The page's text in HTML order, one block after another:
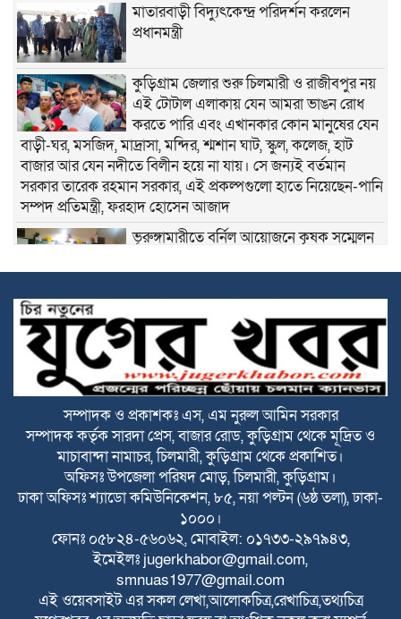
মাতারবাড়ী বিদ্যুৎকেন্দ্র পরিদর্শন করলেন
প্রধানমন্ত্রী
কুড়িগ্রাম জেলার শুরু চিলমারী ও রাজীবপুর নয়
এই টোটাল এলাকায় যেন আমরা ভাঙন রোধ
করতে পারি এবং এখানকার কোন মানুষের যেন
বাড়ী-ঘর, মসজিদ, মাদ্রাসা, মন্দির, শ্মশান ঘাট, স্কুল, কলেজ, হাট
বাজার আর যেন নদীতে বিলীন হয়ে না যায়। সে জন্যই বর্তমান
সরকার তারেক রহমান সরকার, এই প্রকল্পগুলো হাতে নিয়েছেন-পানি
সম্পদ প্রতিমন্ত্রী, ফরহাদ হোসেন আজাদ
ভূরুঙ্গামারীতে বর্নিল আয়োজনে কৃষক সম্মেলন
বিটিভির মহাপরিচালক হলেন কাজী জেসিন
রাজারহাটে পাখির অভয়ারণ্য ঘোষণা, হাড়ি-
পাতিলের বাসা উদ্বোধন করলেন ইউএনও
ভূরুঙ্গামারীতে জুলাই গনঅভ্যুত্থান দিবসে জুলাই
যোদ্ধা ও জুলাই শহীদের পরিবারবর্গকে সংবর্ধনা
ও আলোচনা সভা
ভূরুঙ্গামারীতে মাদকদ্রব ইয়াবা টেবলেটসহ
সম্পাদক ও প্রকাশকঃ এস, এম নুরুল আমিন সরকার
সম্পাদক কর্তৃক সারদা প্রেস, বাজার রোড, কুড়িগ্রাম থেকে মূদ্রিত ও
মাচাবান্দা নামাচর, চিলমারী, কুড়িগ্রাম থেকে প্রকাশিত।
অফিসঃ উপজেলা পরিষদ মোড়, চিলমারী, কুড়িগ্রাম।
ঢাকা অফিসঃ শ্যাডো কমিউনিকেশন, ৮৫, নয়া পল্টন (৬ষ্ঠ তলা), ঢাকা-
১০০০।
ফোনঃ ০৫৮২৪-৫৬০৬২, মোবাইল: ০১৭৩৩-২৯৭৯৪৩,
ইমেইলঃ jugerkhabor@gmail.com,
smnuas1977@gmail.com
এই ওয়েবসাইট এর সকল লেখা,আলোকচিত্র,রেখাচিত্র,তথ্যচিত্র